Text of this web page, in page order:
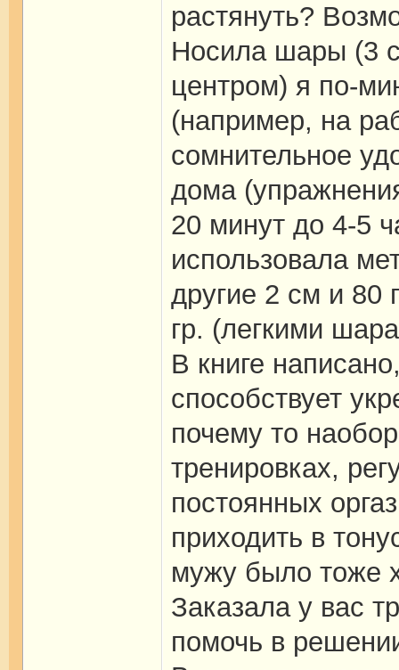
растянуть?
Носила шары (3
центром) я по-
(например, на
сомнительное
дома
20 минут до 4-5
использовала
другие 2 см и 80
гр. (легкими
В книге
способствует
почему то
тренировках,
постоянных
приходить в
мужу было тоже
Заказала у вас
помочь в